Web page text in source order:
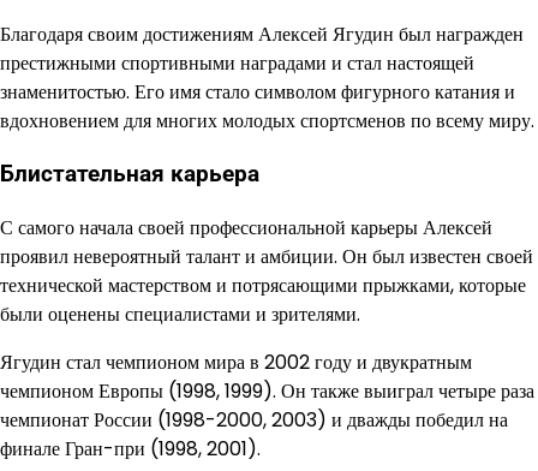
Благодаря своим достижениям Алексей Ягудин был награжден
престижными спортивными наградами и стал настоящей
знаменитостью. Его имя стало символом фигурного катания и
вдохновением для многих молодых спортсменов по всему миру.
Блистательная карьера
С самого начала своей профессиональной карьеры Алексей
проявил невероятный талант и амбиции. Он был известен своей
технической мастерством и потрясающими прыжками, которые
были оценены специалистами и зрителями.
Ягудин стал чемпионом мира в 2002 году и двукратным
чемпионом Европы (1998, 1999). Он также выиграл четыре раза
чемпионат России (1998-2000, 2003) и дважды победил на
финале Гран-при (1998, 2001).